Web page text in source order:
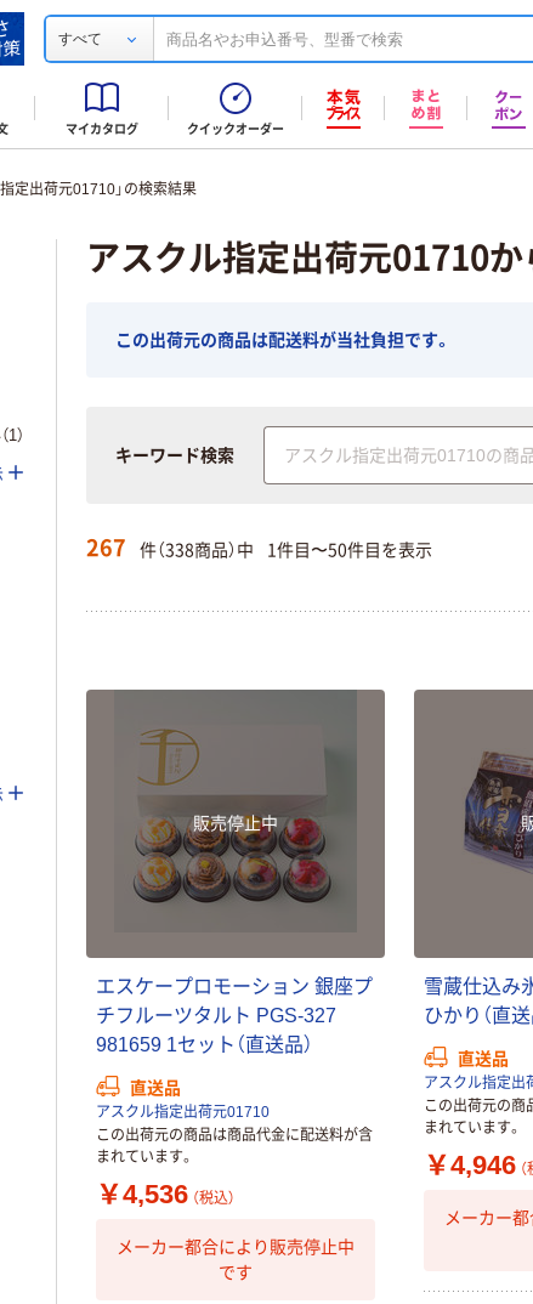
すべて
マイカタログ クイックオーダー
定出荷元01710」の検索結果
アスクル指定出荷元01710
この出荷元の商品は配送料が当社負担です。
キーワード検索
267 件（338商品）中 1件目〜50件目を表示
販売停止中
エ スケープロモーシ ョ ン 銀座プ
チフ ルーツタ ル ト PGS-327
981659 1セ ッ ト （直送品）
直送品
アスクル指定出荷元01710
この出荷元の商品は商品代金に配送料が含
まれています。
￥4,536 （税込）
メーカー都合により販売停止中
です
雪蔵仕込み
ひかり （直送
直送品
アスクル指定出
この出荷元の商
まれています。
￥4,946
メーカー
）